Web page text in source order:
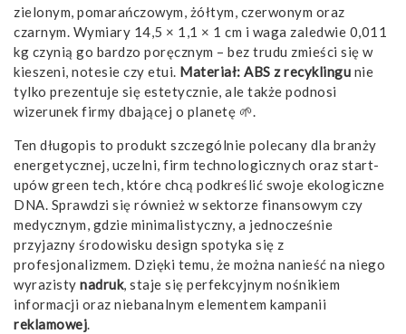
zielonym, pomarańczowym, żółtym, czerwonym oraz
czarnym. Wymiary 14,5 × 1,1 × 1 cm i waga zaledwie 0,011
kg czynią go bardzo poręcznym – bez trudu zmieści się w
kieszeni, notesie czy etui. Materiał: ABS z recyklingu nie
tylko prezentuje się estetycznie, ale także podnosi
wizerunek firmy dbającej o planetę 🌱.
Ten długopis to produkt szczególnie polecany dla branży
energetycznej, uczelni, firm technologicznych oraz start-
upów green tech, które chcą podkreślić swoje ekologiczne
DNA. Sprawdzi się również w sektorze finansowym czy
medycznym, gdzie minimalistyczny, a jednocześnie
przyjazny środowisku design spotyka się z
profesjonalizmem. Dzięki temu, że można nanieść na niego
wyrazisty nadruk, staje się perfekcyjnym nośnikiem
informacji oraz niebanalnym elementem kampanii
reklamowej.